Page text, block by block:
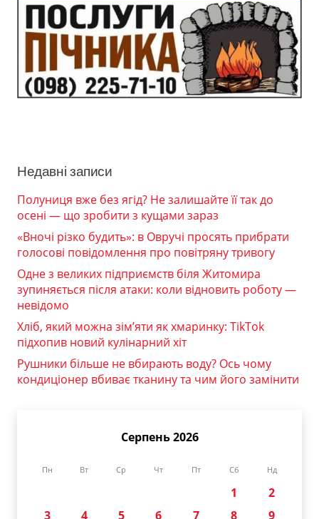
Недавні записи
Полуниця вже без ягід? Не залишайте її так до
осені — що зробити з кущами зараз
«Вночі різко будить»: в Овручі просять прибрати
голосові повідомлення про повітряну тривогу
Одне з великих підприємств біля Житомира
зупиняється після атаки: коли відновить роботу —
невідомо
Хліб, який можна зім’яти як хмаринку: TikTok
підхопив новий кулінарний хіт
Рушники більше не вбирають воду? Ось чому
кондиціонер вбиває тканину та чим його замінити
Серпень 2026
Пн Вт Ср Чт Пт Сб Нд
1
2
3
4 5 6 7 8
9